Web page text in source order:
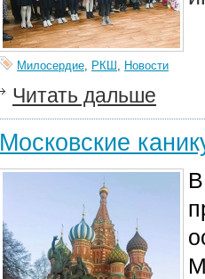
Милосердие, РКШ , Новости
Читать дальше
Московские